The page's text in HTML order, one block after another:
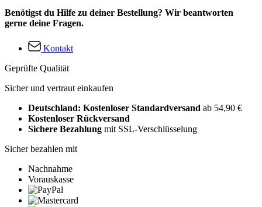
Benötigst du Hilfe zu deiner Bestellung? Wir beantworten
gerne deine Fragen.
Kontakt
Geprüfte Qualität
Sicher und vertraut einkaufen
Deutschland: Kostenloser Standardversand ab 54,90 €
Kostenloser Rückversand
Sichere Bezahlung mit SSL-Verschlüsselung
Sicher bezahlen mit
Nachnahme
Vorauskasse